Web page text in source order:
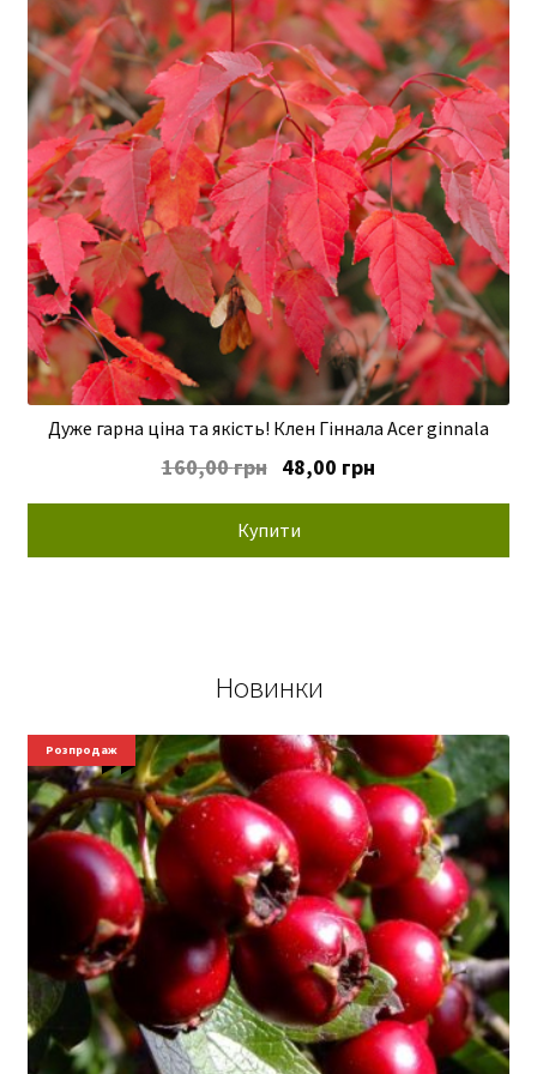
Дуже гарна ціна та якість! Клен Гіннала Acer ginnala
160,00грн Оригінальна
160,00 грн.
48,00 грн
Купити
Новинки
Новинки
Розпродаж